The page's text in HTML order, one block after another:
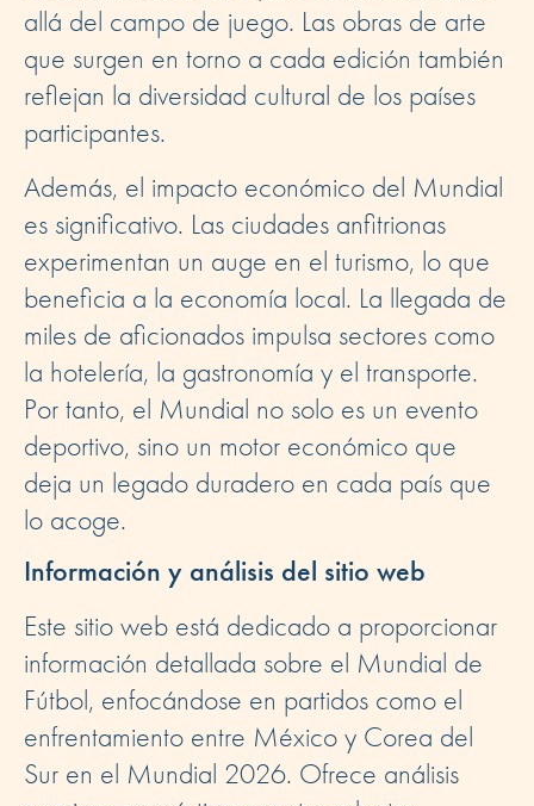
allá del campo de juego. Las obras de arte
que surgen en torno a cada edición también
reflejan la diversidad cultural de los países
participantes.
Además, el impacto económico del Mundial
es significativo. Las ciudades anfitrionas
experimentan un auge en el turismo, lo que
beneficia a la economía local. La llegada de
miles de aficionados impulsa sectores como
la hotelería, la gastronomía y el transporte.
Por tanto, el Mundial no solo es un evento
deportivo, sino un motor económico que
deja un legado duradero en cada país que
lo acoge.
Información y análisis del sitio web
Este sitio web está dedicado a proporcionar
información detallada sobre el Mundial de
Fútbol, enfocándose en partidos como el
enfrentamiento entre México y Corea del
Sur en el Mundial 2026. Ofrece análisis